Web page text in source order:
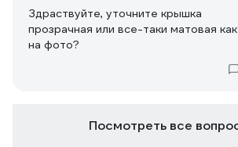
Здраствуйте, уточните крышка
прозрачная или все-таки матовая как
на фото?
Посмотреть все